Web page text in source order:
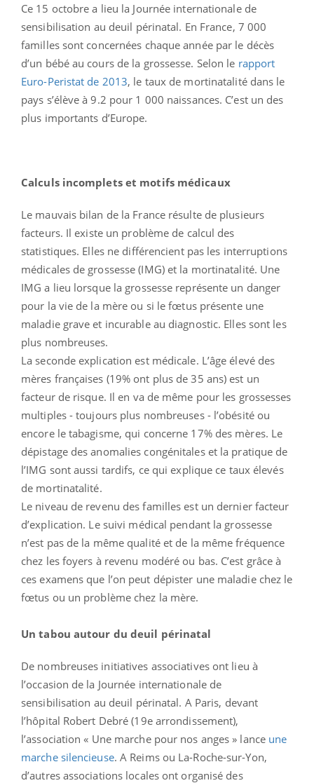
Ce 15 octobre a lieu la Journée internationale de
sensibilisation au deuil périnatal. En France, 7 000
familles sont concernées chaque année par le décès
d’un bébé au cours de la grossesse. Selon le rapport
Euro-Peristat de 2013, le taux de mortinatalité dans le
pays s’élève à 9.2 pour 1 000 naissances. C’est un des
plus importants d’Europe.
Calculs incomplets et motifs médicaux
Le mauvais bilan de la France résulte de plusieurs
facteurs. Il existe un problème de calcul des
statistiques. Elles ne différencient pas les interruptions
médicales de grossesse (IMG) et la mortinatalité. Une
IMG a lieu lorsque la grossesse représente un danger
pour la vie de la mère ou si le fœtus présente une
maladie grave et incurable au diagnostic. Elles sont les
plus nombreuses.
La seconde explication est médicale. L’âge élevé des
mères françaises (19% ont plus de 35 ans) est un
facteur de risque. Il en va de même pour les grossesses
multiples - toujours plus nombreuses - l’obésité ou
encore le tabagisme, qui concerne 17% des mères. Le
dépistage des anomalies congénitales et la pratique de
l’IMG sont aussi tardifs, ce qui explique ce taux élevés
de mortinatalité.
Le niveau de revenu des familles est un dernier facteur
d’explication. Le suivi médical pendant la grossesse
n’est pas de la même qualité et de la même fréquence
chez les foyers à revenu modéré ou bas. C’est grâce à
ces examens que l’on peut dépister une maladie chez le
fœtus ou un problème chez la mère.
Un tabou autour du deuil périnatal
De nombreuses initiatives associatives ont lieu à
l’occasion de la Journée internationale de
sensibilisation au deuil périnatal. A Paris, devant
l’hôpital Robert Debré (19e arrondissement),
l’association « Une marche pour nos anges » lance une
marche silencieuse. A Reims ou La-Roche-sur-Yon,
d’autres associations locales ont organisé des